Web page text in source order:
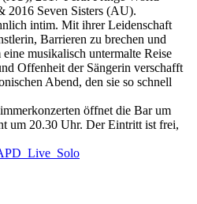
Seven Sisters (AU).
intim. Mit ihrer Leidenschaft
Barrieren zu brechen und
musikalisch untermalte Reise
Offenheit der Sängerin verschafft
Abend, den sie so schnell
öffnet die Bar um
um 20.30 Uhr. Der Eintritt ist frei,